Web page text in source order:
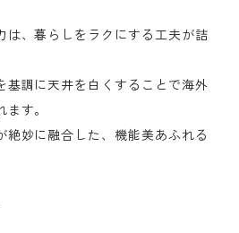
は、暮らしをラクにする工夫が詰
基調に天井を白くすることで海外
す。
絶妙に融合した、機能美あふれる